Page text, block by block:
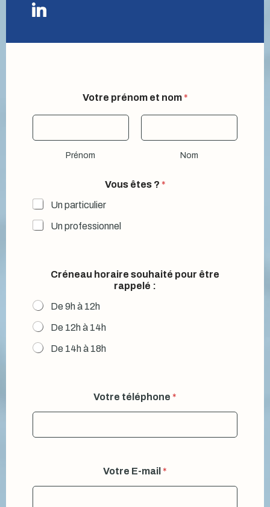
Votre prénom et nom *
Prénom Nom
Vous êtes ? *
Un particulier
Un professionnel
Créneau horaire souhaité pour être
rappelé :
De 9h à 12h
De 12h à 14h
De 14h à 18h
Votre téléphone *
Votre E-mail *